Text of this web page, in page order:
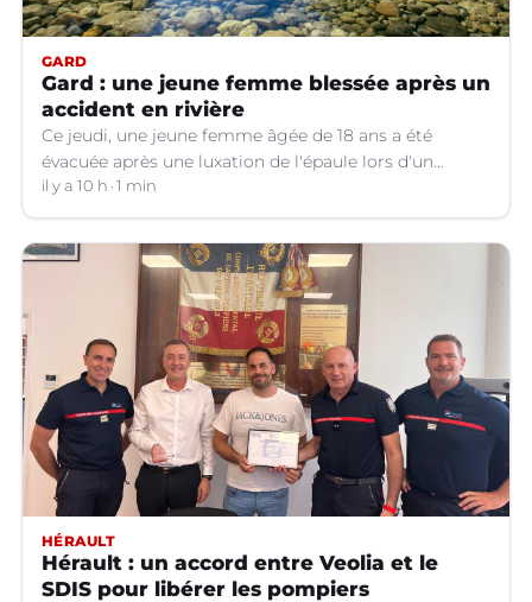
GARD
Gard : une jeune femme blessée après un
accident en rivière
Ce jeudi, une jeune femme âgée de 18 ans a été
évacuée après une luxation de l'épaule lors d'un
plongeon dans une rivière à Saint-André-de-
Valborgne (Gard).
il y a 10 h 1 min
HÉRAULT
Hérault : un accord entre Veolia et le
SDIS pour libérer les pompiers